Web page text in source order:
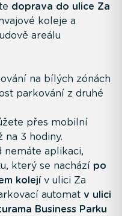
doprava do ulice Za
koleje a
areálu
na bílých zónách
parkování z druhé
přes mobilní
na 3 hodiny.
nemáte aplikaci,
který se nachází po
kolejí v ulici Za
automat v ulici
Business Parku